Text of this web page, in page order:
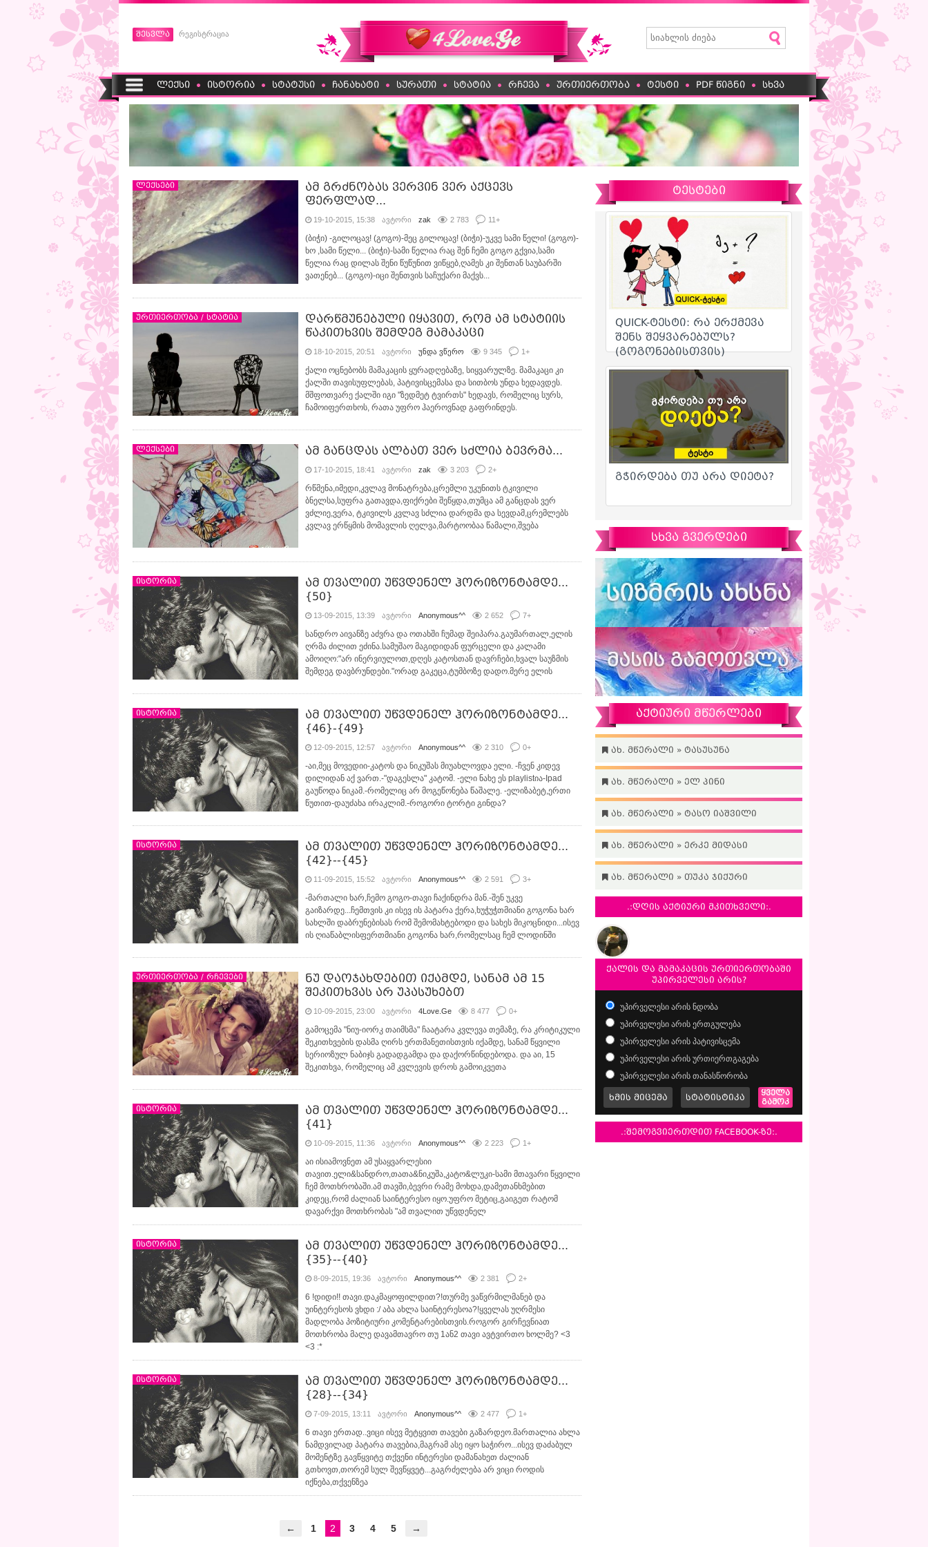
შესვლა რეგისტრაცია
ლექსი ისტორია სტატუსი ჩანახატი სურათი სტატია რჩევა ურთიერთობა ტესტი PDF წიგნი სხვა
ლექსები
ამ გრძნობას ვერვინ ვერ აქცევს
ფერფლად...
19-10-2015, 15:38 ავტორი zak 2 783 11+
(ბიჭი) -გილოცავ! (გოგო)-მეც გილოცავ! (ბიჭი)-უკვე სამი წელი! (გოგო)-
ხო ,სამი წელი... (ბიჭი)-სამი წელია რაც შენ ჩემი გოგო გქვია,სამი
წელია რაც დილას შენი წუწუნით ვიწყებ,ღამეს კი შენთან საუბარში
ვათენებ... (გოგო)-იცი შენთვის საჩუქარი მაქვს...
ურთიერთობა / სტატია
დარწმუნებული იყავით, რომ ამ სტატიის
წაკითხვის შემდეგ მამაკაცი
18-10-2015, 20:51 ავტორი უნდა ვწერო 9 345 1+
ქალი ოცნებობს მამაკაცის ყურადღებაზე, სიყვარულზე. მამაკაცი კი
ქალში თავისუფლებას, პატივისცემასა და სითბოს უნდა ხედავდეს.
მშფოთვარე ქალში იგი "ზედმეტ ტვირთს" ხედავს, რომელიც სურს,
ჩამოიფერთხოს, რათა უფრო ჰაეროვნად გაფრინდეს.
ლექსები ამ განცდას ალბათ ვერ სძლია ბევრმა...
17-10-2015, 18:41 ავტორი zak 3 203 2+
რწმენა,იმედი,კვლავ მონატრება,ცრემლი უკუნითს ტკივილი
ბნელსა,სუფრა გათავდა,ფიქრები შეწყდა,თუმცა ამ განცდას ვერ
ვძლიე,ვერა, ტკივილს კვლავ სძლია დარდმა და სევდამ,ცრემლებს
კვლავ ერწყმის მომავლის ღელვა,მარტოობაა წამალი,შვება
ისტორია
ამ თვალით უწვდენელ ჰორიზონტამდე...
{50}
13-09-2015, 13:39 ავტორი Anonymous^^ 2 652 7+
სანდრო აივანზე აძვრა და ოთახში ჩუმად შეიპარა.გაუმართალ,ელის
ღრმა ძილით ეძინა.სამუშაო მაგიდიდან ფურცელი და კალამი
ამოიღო:"არ ინერვიულოთ,დღეს კატოსთან დავრჩები,ხვალ საუზმის
შემდეგ დავბრუნდები."ორად გაკეცა,ტუმბოზე დადო.მერე ელის
ისტორია
ამ თვალით უწვდენელ ჰორიზონტამდე...
{46}-{49}
12-09-2015, 12:57 ავტორი Anonymous^^ 2 310 0+
-აი,მეც მოვედიი-კატოს და ნიკუშას მიუახლოვდა ელი. -ჩვენ კიდევ
დილიდან აქ ვართ.-"დაგესლა" კატომ. -ელი ნახე ეს playlistია-Ipad
გაუწოდა ნიკამ.-რომელიც არ მოგეწონება წაშალე. -ელიზაბეტ,ერთი
წუთით-დაუძახა ირაკლიმ.-როგორი ტორტი გინდა?
ისტორია
ამ თვალით უწვდენელ ჰორიზონტამდე...
{42}--{45}
11-09-2015, 15:52 ავტორი Anonymous^^ 2 591 3+
-მართალი ხარ,ჩემო გოგო-თავი ჩაქინდრა მან.-შენ უკვე
გაიზარდე...ჩემთვის კი ისევ ის პატარა ქერა,ხუჭუჭთმიანი გოგონა ხარ
სახლში დაბრუნებისას რომ შემომახტებოდი და სახეს მიკოცნიდი...ისევ
ის ღიაწაბლისფერთმიანი გოგონა ხარ,რომელსაც ჩემ ლოდინში
ურთიერთობა / რჩევები
ნუ დაოჯახდებით იქამდე, სანამ ამ 15
შეკითხვას არ უპასუხებთ
10-09-2015, 23:00 ავტორი 4Love.Ge 8 477 0+
გამოცემა "ნიუ-იორკ თაიმსმა" ჩაატარა კვლევა თემაზე, რა კრიტიკული
შეკითხვების დასმა ღირს ერთმანეთისთვის იქამდე, სანამ წყვილი
სერიოზულ ნაბიჯს გადადგამდა და დაქორწინდებოდა. და აი, 15
შეკითხვა, რომელიც ამ კვლევის დროს გამოიკვეთა
ისტორია
ამ თვალით უწვდენელ ჰორიზონტამდე...
{41}
10-09-2015, 11:36 ავტორი Anonymous^^ 2 223 1+
აი ისიამოვნეთ ამ უსაყვარლესიი
თავით.ელი&სანდრო,თათა&ნიკუშა,კატო&ლუკი-სამი მთავარი წყვილი
ჩემ მოთხრობაში.ამ თავში,ბევრი რამე მოხდა,დამეთანხმებით
კიდეც,რომ ძალიან საინტერესო იყო.უფრო მეტიც,გაიგეთ რატომ
დავარქვი მოთხრობას "ამ თვალით უწვდენელ
ისტორია
ამ თვალით უწვდენელ ჰორიზონტამდე...
{35}--{40}
8-09-2015, 19:36 ავტორი Anonymous^^ 2 381 2+
6 !დიდი!! თავი.დაკმაყოფილდით?!თურმე ვაწვრმილმანებ და
უინტერესოს ვხდი :/ აბა ახლა საინტერესოა?!ყველას უღრმესი
მადლობა პოზიტიური კომენტარებისთვის.როგორ გირჩევნიათ
მოთხრობა მალე დავამთავრო თუ 1ან2 თავი ავტვირთო ხოლმე? <3
<3 :*
ისტორია
ამ თვალით უწვდენელ ჰორიზონტამდე...
{28}--{34}
7-09-2015, 13:11 ავტორი Anonymous^^ 2 477 1+
6 თავი ერთად..ვიცი ისევ მეტყვით თავები გაზარდეო.მართალია ახლა
ნამდვილად პატარა თავებია,მაგრამ ასე იყო საჭირო...ისევ დაძაბულ
მომენტზე გავწყვიტე თქვენი ინტერესი დამანახეთ ძალიან
გთხოვთ,თორემ სულ შევწყვეტ...გაგრძელება არ ვიცი როდის
იქნება,თქვენზეა
← 1 2 3 4 5 →
ტესტები
სხვა გვერდები
აქტიური მწერლები
ახ. მწერალი » ტასუსუნა
ახ. მწერალი » ელ პინი
ახ. მწერალი » ტასო იაშვილი
ახ. მწერალი » ერკე მიდასი
ახ. მწერალი » თუკა ჯიქური
.:დღის აქტიური მკითხველი:.
ქალის და მამაკაცის ურთიერთობაში
უპირველესი არის?
უპირველესი არის ნდობა
უპირველესი არის ერთგულება
უპირველესი არის პატივისცემა
უპირველესი არის ურთიერთგაგება
უპირველესი არის თანასწორობა
ხმის მიცემა სტატისტიკა
ყველა
გამოკ
.:შემოგვიერთდით FACEBOOK-ზე:.